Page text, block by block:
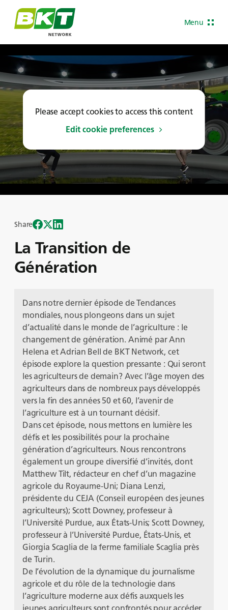
Menu
Please accept cookies to access this content
Edit cookie preferences
La Transition de
Génération
Share
Dans notre dernier épisode de Tendances
mondiales, nous plongeons dans un sujet
d’actualité dans le monde de l’agriculture : le
changement de génération. Animé par Ann
Helena et Adrian Bell de BKT Network, cet
épisode explore la question pressante : Qui seront
les agriculteurs de demain? Avec l’âge moyen des
agriculteurs dans de nombreux pays développés
vers la fin des années 50 et 60, l’avenir de
l’agriculture est à un tournant décisif.
Dans cet épisode, nous mettons en lumière les
défis et les possibilités pour la prochaine
génération d’agriculteurs. Nous rencontrons
également un groupe diversifié d’invités, dont
Matthew Tilt, rédacteur en chef d’un magazine
agricole du Royaume-Uni; Diana Lenzi,
présidente du CEJA (Conseil européen des jeunes
agriculteurs); Scott Downey, professeur à
l’Université Purdue, aux États-Unis; Scott Downey,
professeur à l’Université Purdue, États-Unis, et
Giorgia Scaglia de la ferme familiale Scaglia près
de Turin.
De l’évolution de la dynamique du journalisme
agricole et du rôle de la technologie dans
l’agriculture moderne aux défis auxquels les
jeunes agriculteurs sont confrontés pour accéder